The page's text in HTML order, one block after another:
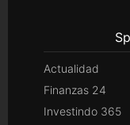
Actualidad
Finanzas 24
Investindo 365